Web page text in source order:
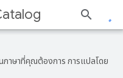
ภาษาที่คุณต้องการ การแปลโดย